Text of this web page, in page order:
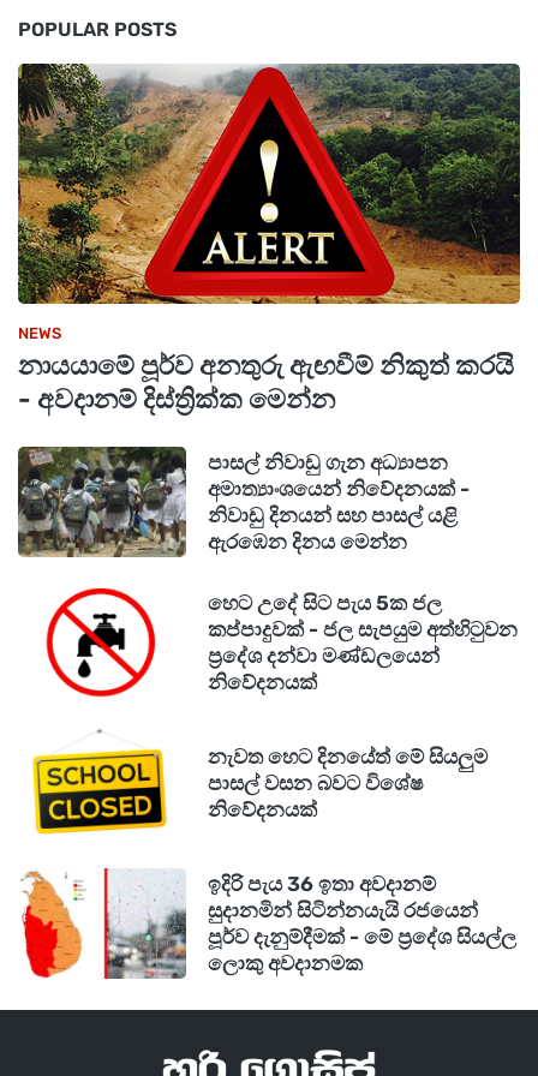
මීට පෙර සයිප්‍රස් රාජ්‍යයේ සේවය කර මෙරටට
පැමිණි, වයස අවුරුදු 65 සම්පූර්ණ වූ ශ්‍රී ලාංකිකයන්ට
හිමි විය යුතු "සමාජ ආරක්ෂණ දීමනාව" (Social
Security Benefits) ලබා ගැනීමේදී මතුව ඇති ගැටලු
පිළිබඳව ද අමාත්‍යවරයා මහ කොමසාරිස්වරයාගේ
විශේෂ අවධානයට යොමු කළේය.
අගතියට පත් පිරිස් විශාල ප්‍රමාණයක් තමන් වෙත
මේ බව දැනුම් දී ඇති බැවින්, ඒ පිළිබඳව නොපමාව
මැදිහත් වන ලෙස අමාත්‍යවරයා කළ ඉල්ලීමට
ප්‍රතිචාර දක්වමින් මහ කොමසාරිස් එවාගෝරාස්
ව්‍රියොනයිඩීස් මහතා ප්‍රකාශ කළේ, එම ගැටලුව
ඉක්මණින් විසඳීමට මැදිහත් වන බවයි. විදේශ
කටයුතු අමාත්‍ය විජිත හේරත් මහතා සාදරයෙන්
පිළිගැනීමට සයිප්‍රස් රජය ඉතා උනන්දුවෙන් පසුවන
බව පැවසූ මහ කොමසාරිස්වරයා, එරට සංචාරයක
නිරත වන ලෙස අමාත්‍යවරයා වෙත ආරාධනා කර
සිටියේය.
POPULAR POSTS
NEWS
නායයාමේ පූර්ව අනතුරු ඇඟවීම් නිකුත් කරයි
- අවදානම් දිස්ත්‍රික්ක මෙන්න
පාසල් නිවාඩු ගැන අධ්‍යාපන
අමාත්‍යාංශයෙන් නිවේදනයක් -
නිවාඩු දිනයන් සහ පාසල් යළි
ඇරඹෙන දිනය මෙන්න
හෙට උදේ සිට පැය 5ක ජල
කප්පාදුවක් - ජල සැපයුම අත්හිටුවන
ප්‍රදේශ දන්වා මණ්ඩලයෙන්
නිවේදනයක්
නැවත හෙට දිනයේත් මේ සියලුම
පාසල් වසන බවට විශේෂ
නිවේදනයක්
ඉදිරි පැය 36 ඉතා අවදානම්
සුදානමින් සිටින්නයැයි රජයෙන්
පූර්ව දැනුම්දීමක් - මේ ප්‍රදේශ සියල්ල
ලොකු අවදානමක